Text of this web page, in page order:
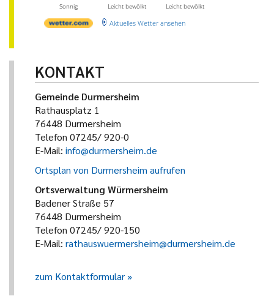
Sonnig
Leicht bewölkt
Leicht bewölkt
Aktuelles Wetter ansehen
KONTAKT
Gemeinde Durmersheim
Rathausplatz 1
76448 Durmersheim
Telefon 07245/ 920-0
E-Mail: info@durmersheim.de
Ortsplan von Durmersheim aufrufen
Ortsverwaltung Würmersheim
Badener Straße 57
76448 Durmersheim
Telefon 07245/ 920-150
E-Mail: rathauswuermersheim@durmersheim.de
zum Kontaktformular